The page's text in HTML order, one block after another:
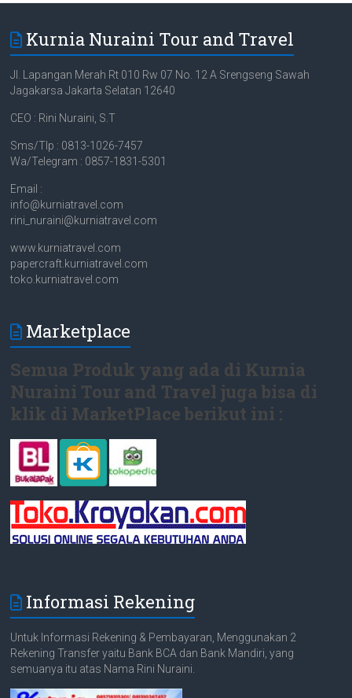
Kurnia Nuraini Tour and Travel
Jl. Lapangan Merah Rt 010 Rw 07 No. 12 A Srengseng Sawah
Jagakarsa Jakarta Selatan 12640
CEO : Rini Nuraini, S.T
Sms/Tlp : 0813-1026-7457
Wa/Telegram : 0857-1831-5301
Email :
info@kurniatravel.com
rini_nuraini@kurniatravel.com
www.kurniatravel.com
papercraft.kurniatravel.com
toko.kurniatravel.com
Marketplace
Semua Produk yang ada di Kurnia
Nuraini Tour and Travel juga bisa di
klik di MarketPlace berikut ini :
Informasi Rekening
Untuk Informasi Rekening & Pembayaran, Menggunakan 2
Rekening Transfer yaitu Bank BCA dan Bank Mandiri, yang
semuanya itu atas Nama Rini Nuraini.